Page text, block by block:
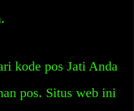
kode pos Jati Anda
pos. Situs web ini